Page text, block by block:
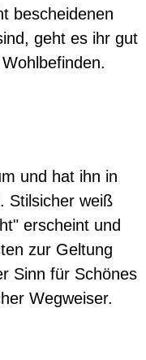
bescheidenen
geht es ihr gut
und hat ihn in
Stilsicher weiß
erscheint und
zur Geltung
Sinn für Schönes
Wegweiser.